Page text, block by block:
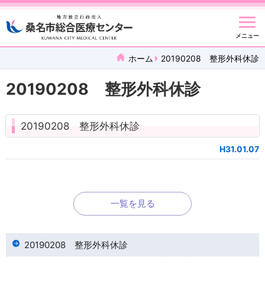
メニュー
ホーム 20190208 整形外科休診
20190208 整形外科休診
20190208 整形外科休診
H31.01.07
一覧を見る
20190208 整形外科休診